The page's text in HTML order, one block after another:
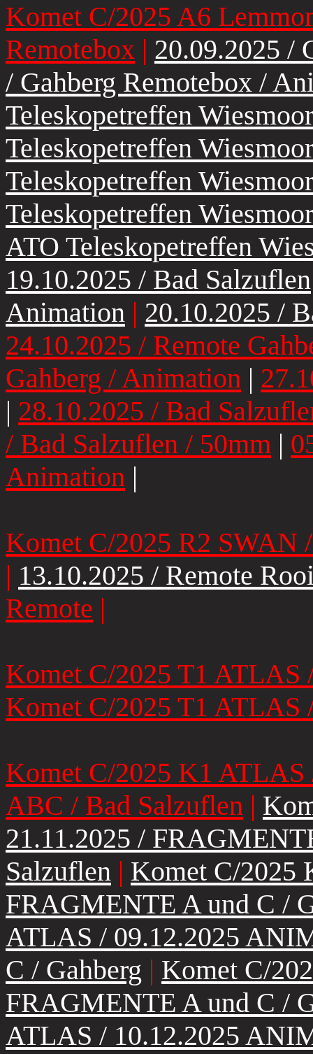
Komet C/2025 A6
Remotebox | 20.09.2025 /
/ Gahberg Remotebox /
Teleskopetreffen Wiesmoor
Teleskopetreffen Wiesmoor
Teleskopetreffen
Teleskopetreffen
ATO Teleskopetreffen
19.10.2025 / Bad Salzuflen
Animation | 20.10.2025 /
24.10.2025 / Remote
Gahberg / Animation |
| 28.10.2025 / Bad
/ Bad Salzuflen / 50mm |
Animation |
Komet C/2025 R2 SWAN
| 13.10.2025 / Remote
Remote |
Komet C/2025 T1 ATLAS
Komet C/2025 T1 ATLAS
Komet C/2025 K1
ABC / Bad Salzuflen |
21.11.2025 /
Salzuflen | Komet C/2025
FRAGMENTE A und C /
ATLAS / 09.12.2025
C / Gahberg | Komet C/
FRAGMENTE A und C /
ATLAS / 10.12.2025